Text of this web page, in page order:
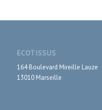
ECOTISSUS
164 Boulevard Mireille Lauze
13010 Marseille